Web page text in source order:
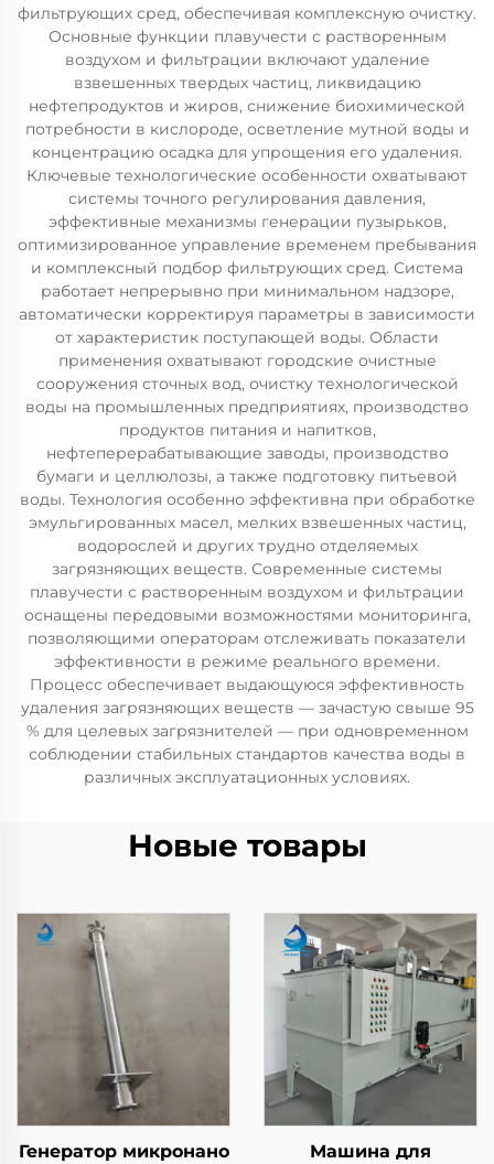
фильтрующих сред, обеспечивая комплексную очистку.
Основные функции плавучести с растворенным
воздухом и фильтрации включают удаление
взвешенных твердых частиц, ликвидацию
нефтепродуктов и жиров, снижение биохимической
потребности в кислороде, осветление мутной воды и
концентрацию осадка для упрощения его удаления.
Ключевые технологические особенности охватывают
системы точного регулирования давления,
эффективные механизмы генерации пузырьков,
оптимизированное управление временем пребывания
и комплексный подбор фильтрующих сред. Система
работает непрерывно при минимальном надзоре,
автоматически корректируя параметры в зависимости
от характеристик поступающей воды. Области
применения охватывают городские очистные
сооружения сточных вод, очистку технологической
воды на промышленных предприятиях, производство
продуктов питания и напитков,
нефтеперерабатывающие заводы, производство
бумаги и целлюлозы, а также подготовку питьевой
воды. Технология особенно эффективна при обработке
эмульгированных масел, мелких взвешенных частиц,
водорослей и других трудно отделяемых
загрязняющих веществ. Современные системы
плавучести с растворенным воздухом и фильтрации
оснащены передовыми возможностями мониторинга,
позволяющими операторам отслеживать показатели
эффективности в режиме реального времени.
Процесс обеспечивает выдающуюся эффективность
удаления загрязняющих веществ — зачастую свыше 95
% для целевых загрязнителей — при одновременном
соблюдении стабильных стандартов качества воды в
различных эксплуатационных условиях.
Новые товары
Генератор микронано
Машина для